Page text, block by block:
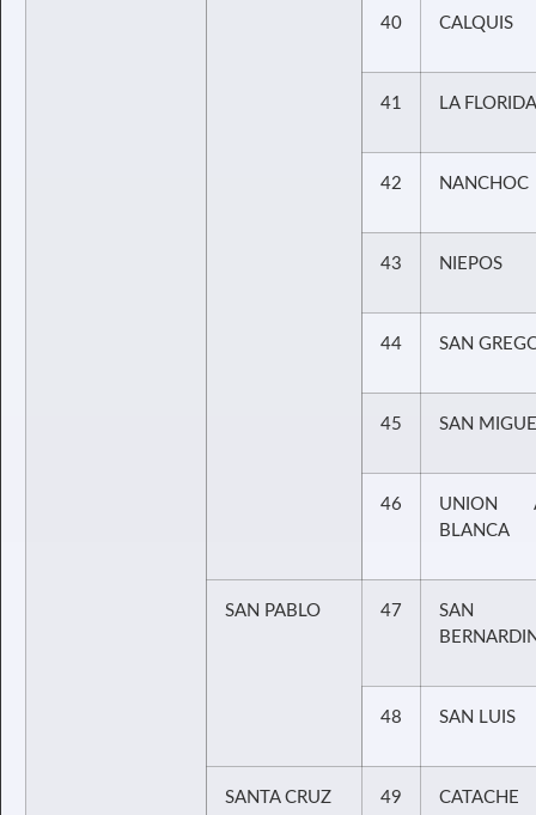
40 CALQUIS
41 LA FLORIDA
42 NANCHOC
43 NIEPOS
44 SAN
45 SAN
46
UNION
BLANCA
SAN PABLO 47
SAN
48 SAN LUIS
SANTA CRUZ 49 CATACHE